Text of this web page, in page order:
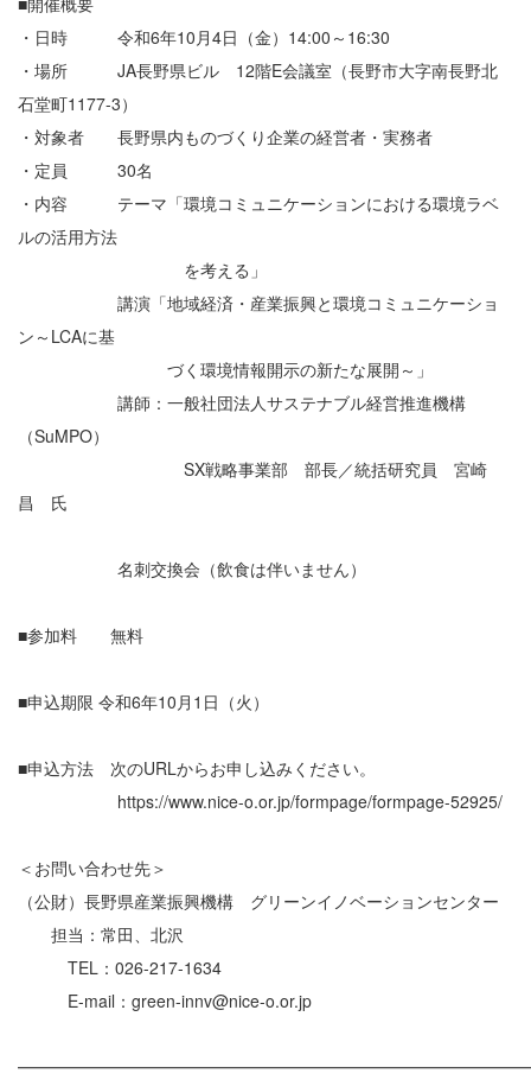
・日時 令和6年10月4日（金）14:00～16:30
・場所 JA長野県ビル 12階E会議室（長野市大字南長野北
石堂町1177-3）
・対象者 長野県内ものづくり企業の経営者・実務者
・定員 30名
・内容 テーマ「環境コミュニケーションにおける環境ラベ
ルの活用方法
を考える」
講演「地域経済・産業振興と環境コミュニケーショ
ン～LCAに基
づく環境情報開示の新たな展開～」
講師：一般社団法人サステナブル経営推進機構
（SuMPO）
SX戦略事業部 部長／統括研究員 宮崎
昌 氏
名刺交換会（飲食は伴いません）
■参加料 無料
■申込期限 令和6年10月1日（火）
■申込方法 次のURLからお申し込みください。
https://www.nice-o.or.jp/formpage/formpage-52925/
＜お問い合わせ先＞
（公財）長野県産業振興機構 グリーンイノベーションセンター
担当：常田、北沢
TEL：026-217-1634
E-mail：green-innv@nice-o.or.jp